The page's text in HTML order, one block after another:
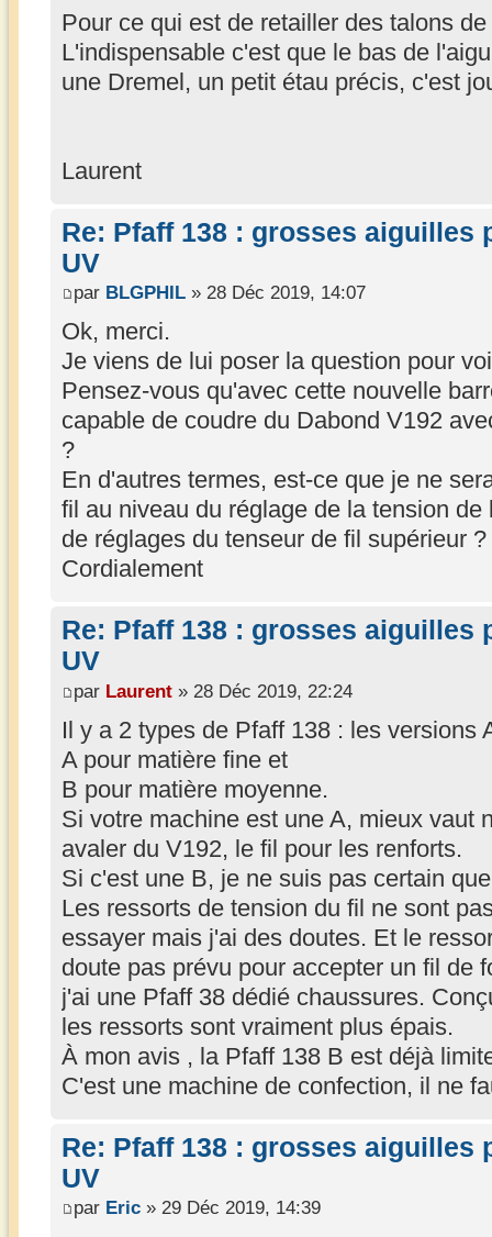
Pour ce qui est de retailler des talons
L'indispensable c'est que le bas de
une Dremel, un petit étau précis, c'est
Laurent
Re: Pfaff 138 : grosses aiguilles
UV
par BLGPHIL » 28 Déc 2019, 14:07
Ok, merci.
Je viens de lui poser la question pour
Pensez-vous qu'avec cette nouvelle
capable de coudre du Dabond V192
?
En d'autres termes, est-ce que je ne
fil au niveau du réglage de la tension
de réglages du tenseur de fil supérieur ?
Cordialement
Re: Pfaff 138 : grosses aiguilles
UV
par Laurent » 28 Déc 2019, 22:24
Il y a 2 types de Pfaff 138 : les versions
A pour matière fine et
B pour matière moyenne.
Si votre machine est une A, mieux vaut
avaler du V192, le fil pour les renforts.
Si c'est une B, je ne suis pas certain
Les ressorts de tension du fil ne sont
essayer mais j'ai des doutes. Et le
doute pas prévu pour accepter un fil de
j'ai une Pfaff 38 dédié chaussures.
les ressorts sont vraiment plus épais.
À mon avis , la Pfaff 138 B est déjà
C'est une machine de confection, il ne
Re: Pfaff 138 : grosses aiguilles
UV
par Eric » 29 Déc 2019, 14:39